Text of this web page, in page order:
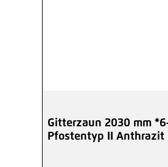
Gitterzaun 2030 mm
Pfostentyp II Anthrazit